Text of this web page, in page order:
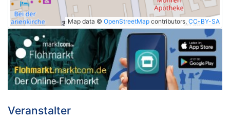
Map data © OpenStreetMap contributors, CC-BY-SA
Veranstalter